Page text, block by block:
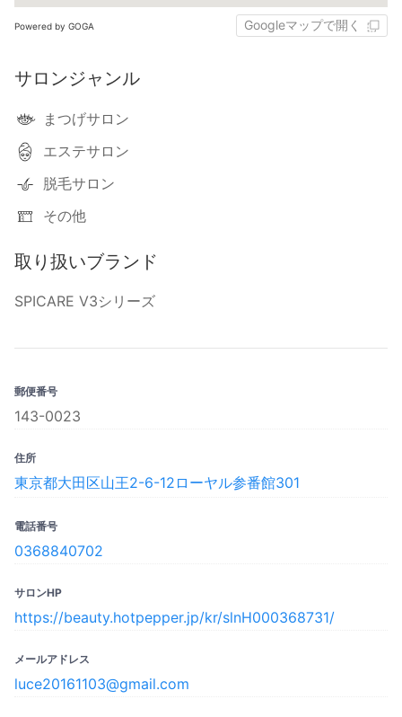
Powered by GOGA Googleマップで開く
サロンジャンル
まつげサロン
エステサロン
脱毛サロン
その他
取り扱いブランド
SPICARE V3シリーズ
郵便番号
143-0023
住所
東京都大田区山王2-6-12ローヤル参番館301
電話番号
0368840702
サロンHP
https://beauty.hotpepper.jp/kr/slnH000368731/
メールアドレス
luce20161103@gmail.com